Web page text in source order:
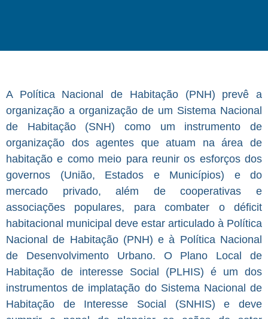
A Política Nacional de Habitação (PNH) prevê a
organização a organização de um Sistema Nacional
de Habitação (SNH) como um instrumento de
organização dos agentes que atuam na área de
habitação e como meio para reunir os esforços dos
governos (União, Estados e Municípios) e do
mercado privado, além de cooperativas e
associações populares, para combater o déficit
habitacional municipal deve estar articulado à Política
Nacional de Habitação (PNH) e à Política Nacional
de Desenvolvimento Urbano. O Plano Local de
Habitação de interesse Social (PLHIS) é um dos
instrumentos de implatação do Sistema Nacional de
Habitação de Interesse Social (SNHIS) e deve